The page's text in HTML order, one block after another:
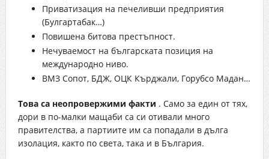
Приватизация на печеливши предприятия
(Булгартабак…)
Повишена битова престъпност.
Нечуваемост на българската позиция на
международно ниво.
ВМЗ Сопот, БДЖ, ОЦК Кърджали, Горубсо Мадан…
Това са неопровержими факти . Само за един от тях,
дори в по-малки мащаби са си отивали много
правителства, а партиите им са попадали в дълга
изолация, както по света, така и в България.